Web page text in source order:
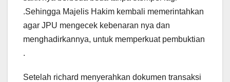
.Sehingga Majelis Hakim kembali memerintahkan
agar JPU mengecek kebenaran nya dan
menghadirkannya, untuk memperkuat pembuktian
.
Setelah richard menyerahkan dokumen transaksi